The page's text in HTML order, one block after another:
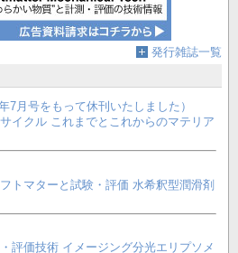
発行雑誌一覧
7月号をもって休刊いたしました）
イクル これまでとこれからのマテリア
トマターと試験・評価 水希釈型潤滑剤
評価技術 イメージング分光エリプソメ